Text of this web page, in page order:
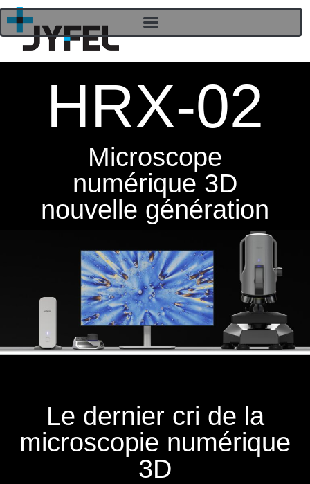
HRX-02
Microscope
numérique 3D
nouvelle génération
Le dernier cri de la
microscopie numérique
3D